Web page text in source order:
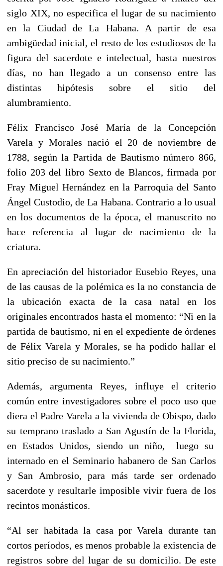
siglo XIX, no especifica el lugar de su nacimiento
en la Ciudad de La Habana. A partir de esa
ambigüedad inicial, el resto de los estudiosos de la
figura del sacerdote e intelectual, hasta nuestros
días, no han llegado a un consenso entre las
distintas hipótesis sobre el sitio del
alumbramiento.
Félix Francisco José María de la Concepción
Varela y Morales nació el 20 de noviembre de
1788, según la Partida de Bautismo número 866,
folio 203 del libro Sexto de Blancos, firmada por
Fray Miguel Hernández en la Parroquia del Santo
Ángel Custodio, de La Habana. Contrario a lo usual
en los documentos de la época, el manuscrito no
hace referencia al lugar de nacimiento de la
criatura.
En apreciación del historiador Eusebio Reyes, una
de las causas de la polémica es la no constancia de
la ubicación exacta de la casa natal en los
originales encontrados hasta el momento: “Ni en la
partida de bautismo, ni en el expediente de órdenes
de Félix Varela y Morales, se ha podido hallar el
sitio preciso de su nacimiento.”
Además, argumenta Reyes, influye el criterio
común entre investigadores sobre el poco uso que
diera el Padre Varela a la vivienda de Obispo, dado
su temprano traslado a San Agustín de la Florida,
en Estados Unidos, siendo un niño, luego su
internado en el Seminario habanero de San Carlos
y San Ambrosio, para más tarde ser ordenado
sacerdote y resultarle imposible vivir fuera de los
recintos monásticos.
“Al ser habitada la casa por Varela durante tan
cortos períodos, es menos probable la existencia de
registros sobre del lugar de su domicilio. De este